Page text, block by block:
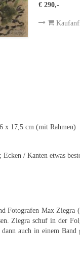
€ 290,-
x 17,5 cm (mit Rahmen)
/ Kanten etwas
Fotografen Max
Ziegra schuf in der
auch in einem